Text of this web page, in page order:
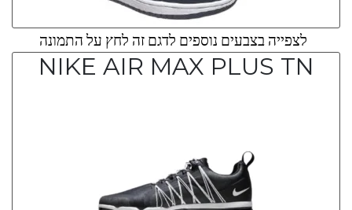
לצפייה בצבעים נוספים לדגם זה לחץ על התמונה
NIKE AIR MAX PLUS TN